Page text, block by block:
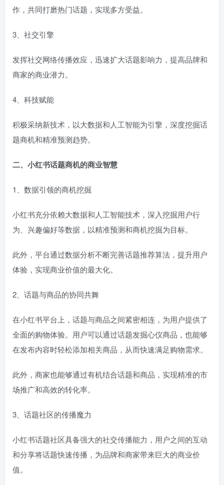
作，共同打磨热门话题，实现多方受益。
3、社交引擎
发挥社交网络传播效应，迅速扩大话题影响力，提高品牌和
商家的商业潜力。
4、科技赋能
积极采纳新技术，以大数据和人工智能为引擎，深度挖掘话
题商机和精准预测趋势。
二、小红书话题商机的商业智慧
1、数据引领的商机挖掘
小红书充分依赖大数据和人工智能技术，深入挖掘用户行
为、兴趣偏好等数据，以精准预测和商机挖掘为目标。
此外，平台通过数据分析不断完善话题推荐算法，提升用户
体验，实现商业价值的最大化。
2、话题与商品的协同共舞
在小红书平台上，话题与商品之间紧密相连，为用户提供了
全面的购物体验。用户可以通过话题发掘心仪商品，也能够
在发布内容时轻松添加相关商品，从而快速满足购物需求。
此外，商家也能够通过有机结合话题和商品，实现精准的市
场推广和高效的转化率。
3、话题社区的传播魔力
小红书话题社区具备强大的社交传播能力，用户之间的互动
和分享将话题快速传播，为品牌和商家带来巨大的商业价
值。